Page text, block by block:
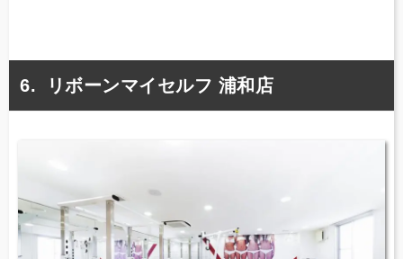
リボーンマイセルフ 浦和店